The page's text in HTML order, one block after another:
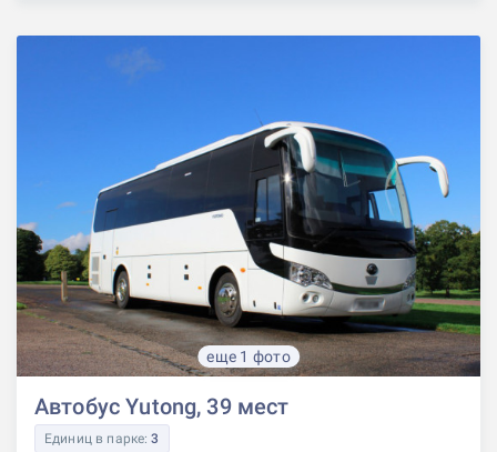
еще 1 фото
Автобус Yutong, 39 мест
Единиц в парке:3